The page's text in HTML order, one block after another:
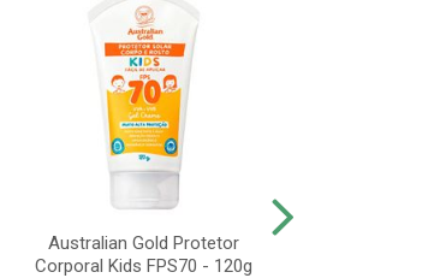
Australian Gold Protetor
Corporal Kids FPS70 - 120g